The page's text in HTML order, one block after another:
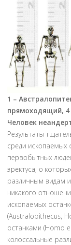
1 –
прямоходящий, 4
Человек
Результаты
среди ископаемых
первобытных
эректуса, о
различным видам
никакого
ископаемых
(Australopithecus,
останками (Homo
колоссальные